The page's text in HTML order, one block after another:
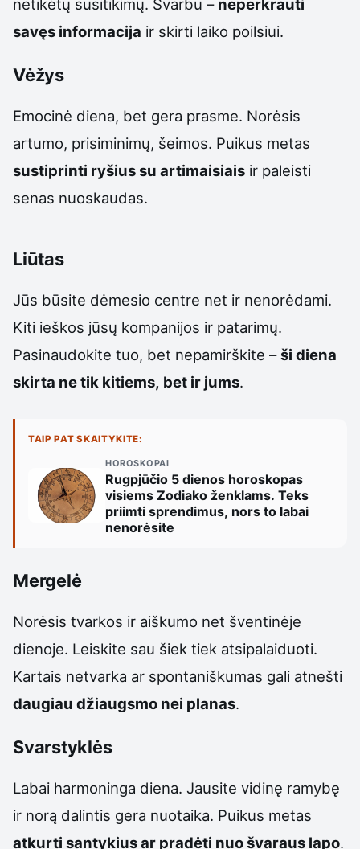
netikėtų susitikimų. Svarbu – neperkrauti
savęs informacija ir skirti laiko poilsiui.
Vėžys
Emocinė diena, bet gera prasme. Norėsis
artumo, prisiminimų, šeimos. Puikus metas
sustiprinti ryšius su artimaisiais ir paleisti
senas nuoskaudas.
Liūtas
Jūs būsite dėmesio centre net ir nenorėdami.
Kiti ieškos jūsų kompanijos ir patarimų.
Pasinaudokite tuo, bet nepamirškite –ši diena
skirta ne tik kitiems, bet ir jums.
TAIP PAT SKAITYKITE:
HOROSKOPAI
Rugpjūčio 5 dienos horoskopas
visiems Zodiako ženklams. Teks
priimti sprendimus, nors to labai
nenorėsite
Mergelė
Norėsis tvarkos ir aiškumo net šventinėje
dienoje. Leiskite sau šiek tiek atsipalaiduoti.
Kartais netvarka ar spontaniškumas gali atnešti
daugiau džiaugsmo nei planas.
Svarstyklės
Labai harmoninga diena. Jausite vidinę ramybę
ir norą dalintis gera nuotaika. Puikus metas
atkurti santykius ar pradėti nuo švaraus lapo.